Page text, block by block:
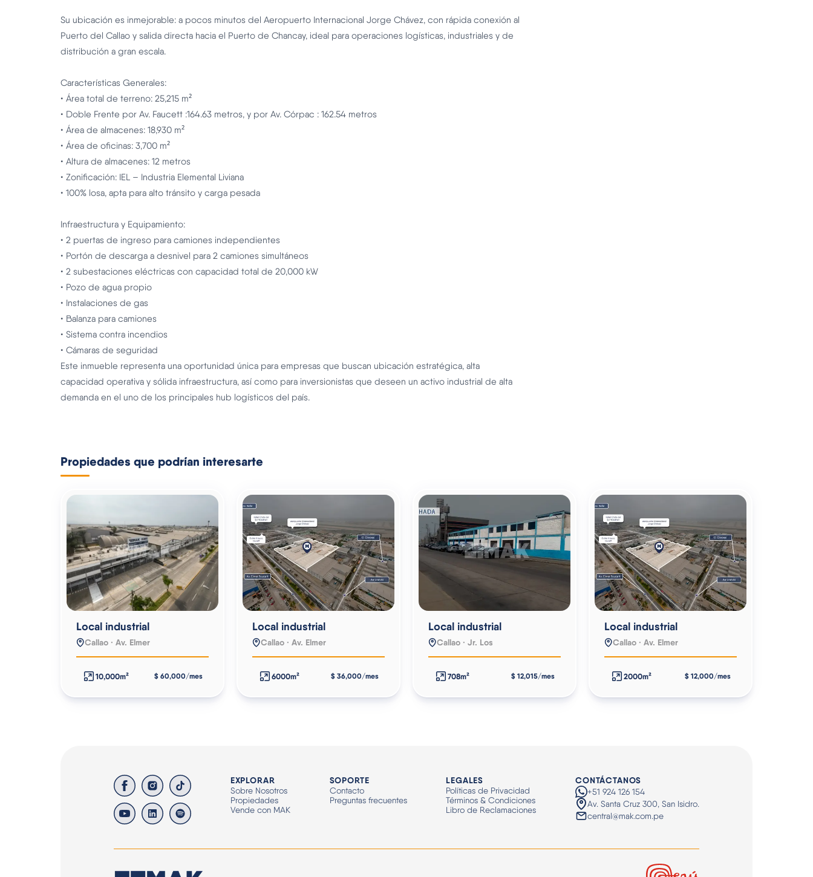
Su ubicación es inmejorable: a pocos minutos del Aeropuerto Internacional Jorge Chávez, con rápida conexión al
Puerto del Callao y salida directa hacia el Puerto de Chancay, ideal para operaciones logísticas, industriales y de
distribución a gran escala.
Características Generales:
• Área total de terreno: 25,215 m²
• Doble Frente por Av. Faucett :164.63 metros, y por Av. Córpac : 162.54 metros
• Área de almacenes: 18,930 m²
• Área de oficinas: 3,700 m²
• Altura de almacenes: 12 metros
• Zonificación: IEL – Industria Elemental Liviana
• 100% losa, apta para alto tránsito y carga pesada
Infraestructura y Equipamiento:
• 2 puertas de ingreso para camiones independientes
• Portón de descarga a desnivel para 2 camiones simultáneos
• 2 subestaciones eléctricas con capacidad total de 20,000 kW
• Pozo de agua propio
• Instalaciones de gas
• Balanza para camiones
• Sistema contra incendios
• Cámaras de seguridad
Este inmueble representa una oportunidad única para empresas que buscan ubicación estratégica, alta
capacidad operativa y sólida infraestructura, así como para inversionistas que deseen un activo industrial de alta
demanda en el uno de los principales hub logísticos del país.
Propiedades que podrían interesarte
Local industrial
Callao · Av. Elmer
10,000m² $ 60,000/mes
Local industrial
Callao · Av. Elmer
6000m² $ 36,000/mes
Local industrial
Callao · Jr. Los
708m² $ 12,015/mes
Local industrial
Callao · Av. Elmer
2000m² $ 12,000/mes
EXPLORAR
Sobre Nosotros
Propiedades
Vende con MAK
SOPORTE
Contacto
Preguntas frecuentes
LEGALES
Políticas de Privacidad
Términos & Condiciones
Libro de Reclamaciones
CONTÁCTANOS
+51 924 126 154
Av. Santa Cruz 300, San Isidro.
central@mak.com.pe